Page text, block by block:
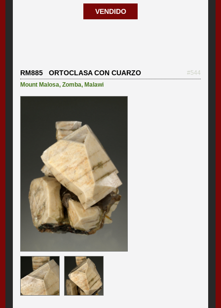
VENDIDO
RM885 ORTOCLASA CON CUARZO
#544
Mount Malosa,Zomba, Malawi